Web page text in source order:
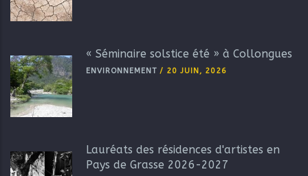
« Séminaire solstice été » à Collongues
ENVIRONNEMENT / 20 JUIN, 2026
Lauréats des résidences d'artistes en
Pays de Grasse 2026-2027